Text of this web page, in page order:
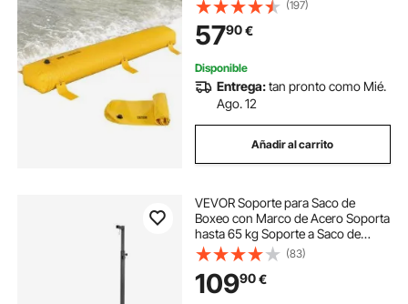
Barrera contra Inundaciones de
PVC Impermeable, para Puerta de
Garaje
(197)
5790€
Disponible
Entrega:tan pronto como Mié.
Ago. 12
Añadir al carrito
VEVOR Soporte para Saco de
Boxeo con Marco de Acero Soporta
hasta 65 kg Soporte a Saco de
Arena Independiente con Base con
Peso Equipo de Entrenamiento para
Gimnasio en Casa, 118 x 118 x 232
cm
(83)
10990€